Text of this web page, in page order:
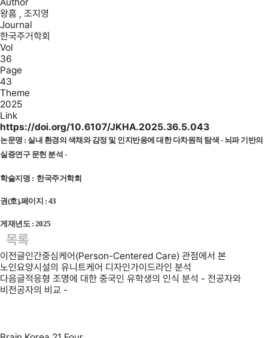
왕흠 , 조지영
Journal
한국주거학회
Vol
36
Page
43
Theme
2025
Link
https://doi.org/10.6107/JKHA.2025.36.5.043
논문명 : 실내 환경의 색채와 감정 및 인지반응에 대한 다차원적 탐색 - 뇌파 기반의
실증연구 문헌 분석 -
학술지명 : 한국주거학회
권(호),페이지 : 43
게재년도 : 2025
목록
이전글인간중심케어(Person-Centered Care) 관점에서 본
노인요양시설의 유니트케어 디자인가이드라인 분석
다음글적응형 조명에 대한 중국인 유학생의 인식 분석 - 전공자와
비전공자의 비교 -